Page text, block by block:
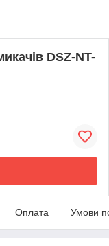
DSZ-NT-
Оплата Умови